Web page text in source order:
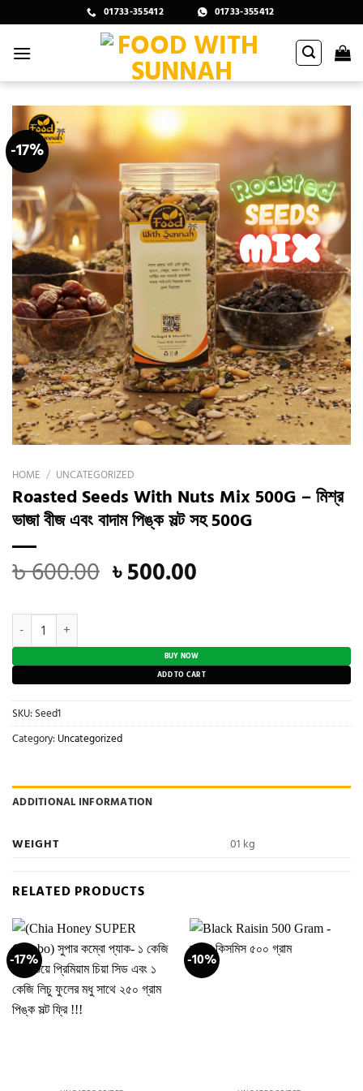
to
content
01733-355412 01733-355412
-17%
HOME / UNCATEGORIZED
Roasted Seeds With Nuts Mix 500G – মিশ্র
ভাজা বীজ এবং বাদাম পিঙ্ক সল্ট সহ 500G
৳600.00 Original
৳ 600.00.
৳500.00Current
৳ 500.00.
Roasted Seeds With Nuts Mix 500G - মিশ্র ভাজা বীজ এবং বাদাম পিঙ্ক সল্ট
BUY NOW
ADD TO CART
SKU: Seed1
Category: Uncategorized
ADDITIONAL INFORMATION
WEIGHT 01 kg
RELATED PRODUCTS
-17% -10%